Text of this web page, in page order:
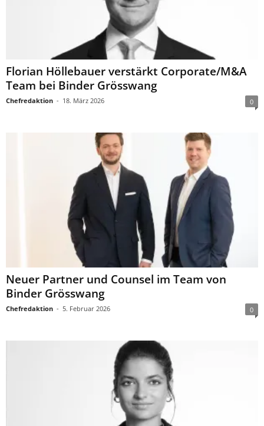
Florian Höllebauer verstärkt Corporate/M&A
Team bei Binder Grösswang
Chefredaktion - 18. März 2026 0
Neuer Partner und Counsel im Team von
Binder Grösswang
Chefredaktion - 5. Februar 2026 0